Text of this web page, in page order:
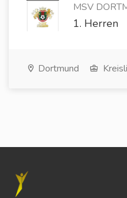
MSV
1. Herren
Dortmund